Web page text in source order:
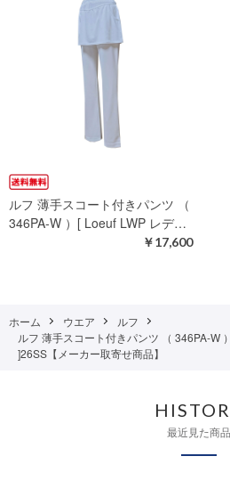
ルフ 薄手スコート付きパンツ （
346PA-W ）[ Loeuf LWP レデ…
￥17,600
ホーム ウエア
ルフ
ルフ 薄手スコート付きパンツ （ 346PA-W
]26SS【メーカー取寄せ商品】
最近見た商品